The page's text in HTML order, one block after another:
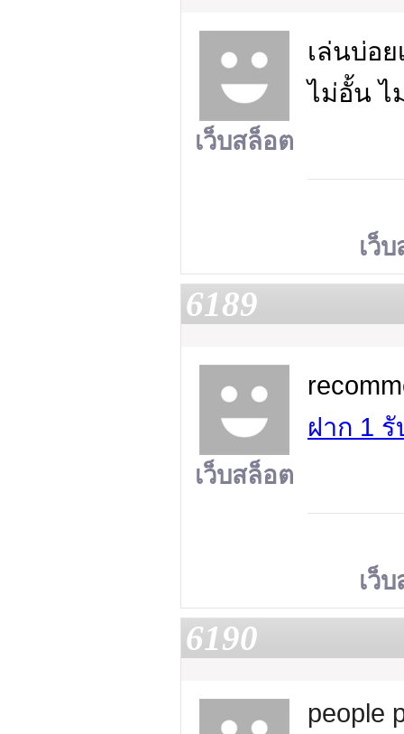
เว็บสล็อต
เล่นบ่อ
ไม่อั้น ไ
เว็
6189
เว็บสล็อต
ฝาก 1
เว็
6190
people